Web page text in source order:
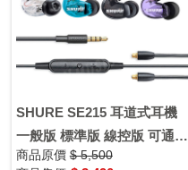
SHURE SE215 耳道式耳機
一般版 標準版 線控版 可通話
監聽耳機 公司貨享保固
商品原價 $ 5,500